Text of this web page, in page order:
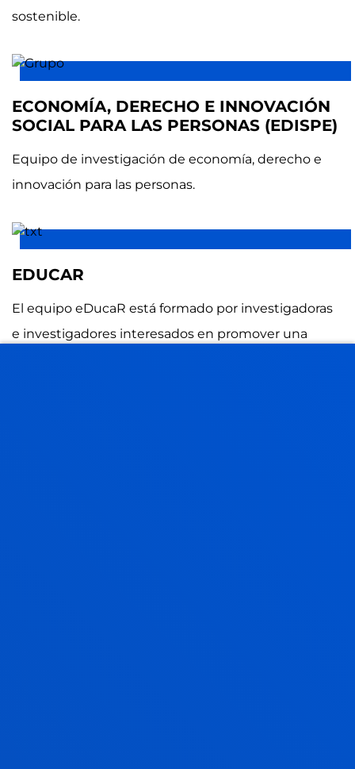
sostenible.
ECONOMÍA, DERECHO E INNOVACIÓN
SOCIAL PARA LAS PERSONAS (EDISPE)
Equipo de investigación de economía, derecho e
innovación para las personas.
EDUCAR
El equipo eDucaR está formado por investigadoras
e investigadores interesados en promover una